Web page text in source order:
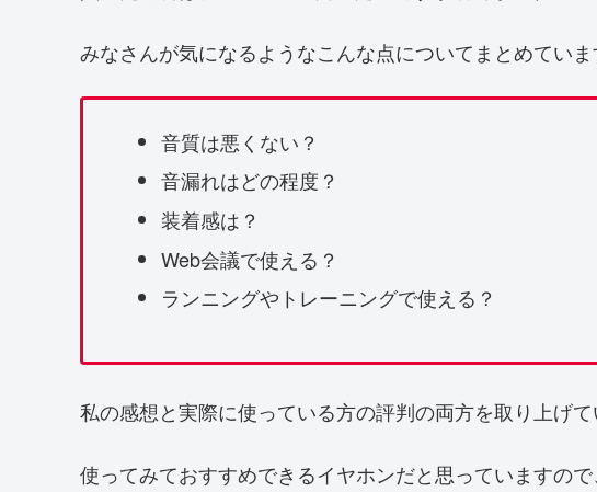
みなさんが気になるようなこんな点についてまとめていま
音質は悪くない？
音漏れはどの程度？
装着感は？
Web会議で使える？
ランニングやトレーニングで使える？
私の感想と実際に使っている方の評判の両方を取り上げて
使ってみておすすめできるイヤホンだと思っていますの